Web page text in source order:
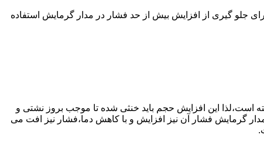
جلو گیری از افزایش بیش از حد فشار در مدار گرمایش استفاده
است،لذا این افزایش حجم باید خنثی شده تا موجب بروز نشتی و
گرمایش فشار آن نیز افزایش و با کاهش دما،فشار نیز افت می